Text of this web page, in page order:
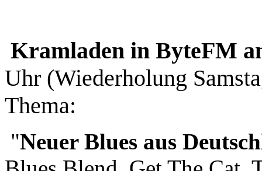
Kramladen in ByteFM
Uhr (Wiederholung
Thema:
"Neuer Blues aus